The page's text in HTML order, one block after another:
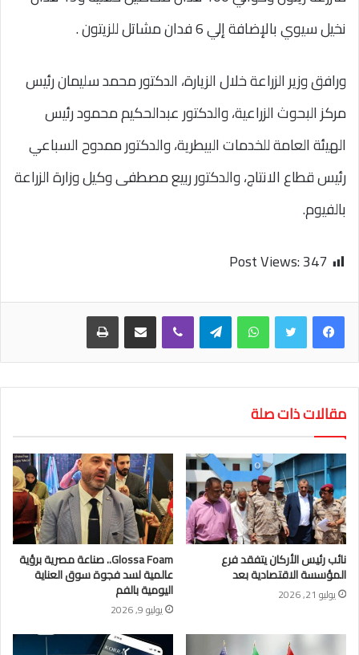
نخيل سيوي بالإضافة إلي 6 فدان مشاتل للزيتون .
ورافق وزير الزراعة خلال الزيارة، الدكتور محمد سليمان رئيس
مركز البحوث الزراعية، والدكتور عبدالحكيم محمود رئيس
الهيئة العامة للخدمات البيطرية، والدكتور ممدوح السباعي
رئيس قطاع الانتاج، والدكتور ربيع مصطفى وكيل وزارة الزراعة
بالفيوم.
Post Views:347
واتساب تيلقرام
مقالات ذات صلة
نائب رئيس الأركان يتفقد فرع
المؤسسة الاقتصادية بعد
يوليو 21, 2026
Glossa Foam.. صناعة مصرية برؤية
عالمية لسد فجوة سوق العناية
اليومية بالفم
يوليو 9, 2026